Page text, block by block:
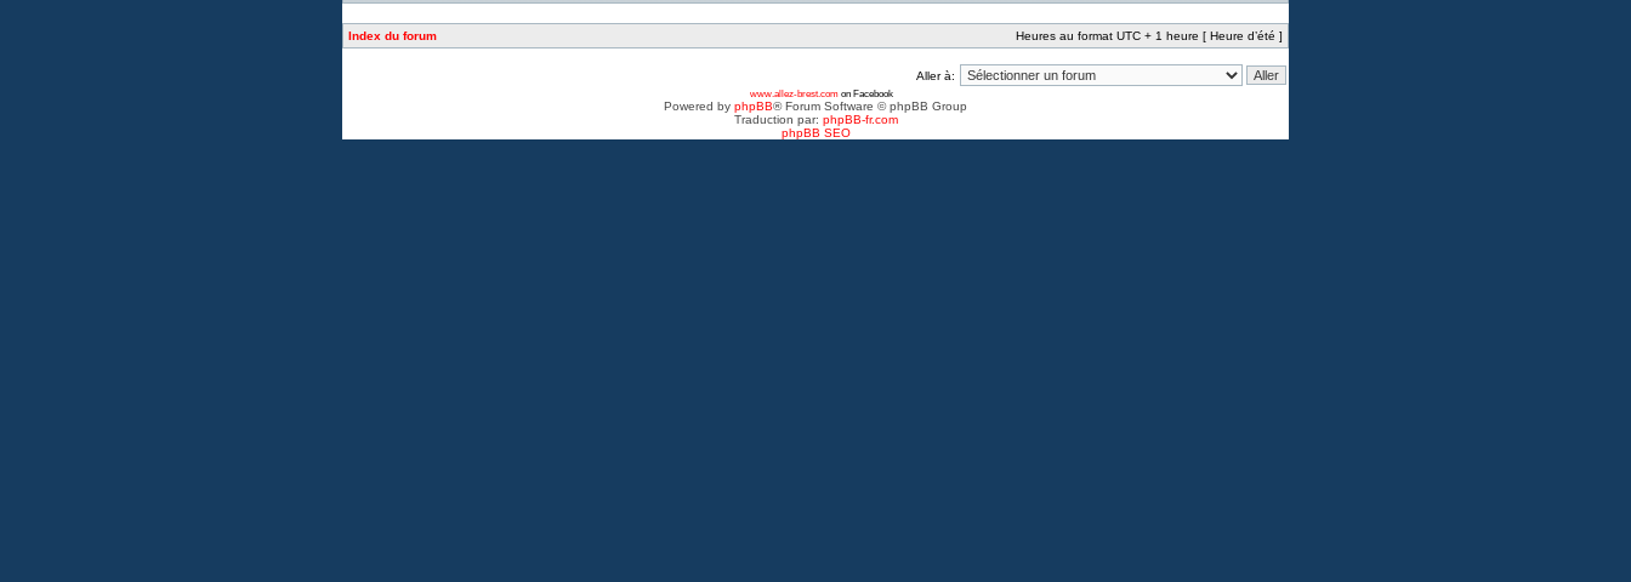
Index du forum Heures au format UTC + 1 heure [ Heure d’été ]
Aller à:
www.allez-brest.com on Facebook
Powered by phpBB® Forum Software © phpBB Group
Traduction par: phpBB-fr.com
phpBB SEO